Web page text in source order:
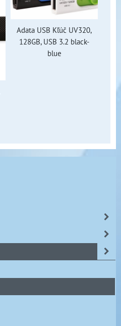
Adata USB Kľúč UV320,
128GB, USB 3.2 black-
blue